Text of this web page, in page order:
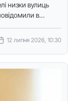
низки вулиць
в
12 липня 2026, 10:30